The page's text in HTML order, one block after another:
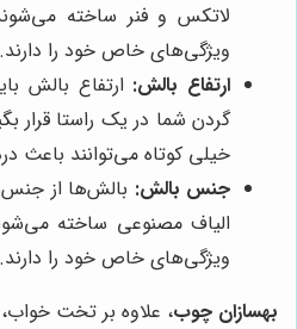
لاتکس و فنر ساخته
ویژگی‌های خاص خود را دارند.
ارتفاع بالش: ارتفاع بالش
گردن شما در یک راستا قرار
خیلی کوتاه می‌توانند باعث
جنس بالش: بالش‌ها از
الیاف مصنوعی ساخته
ویژگی‌های خاص خود را دارند.
بهسازان چوب، علاوه بر تخت